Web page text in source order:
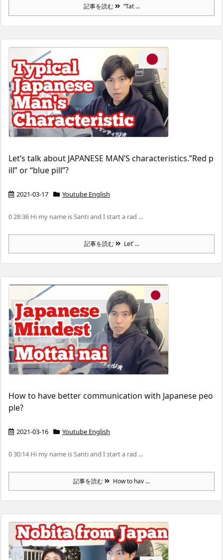
記事を読む “Tat ...
Let’s talk about JAPANESE MAN’S characteristics.”Red p
ill” or “blue pill”?
2021-03-17 Youtube English
0 28:36 Hi my name is Santi and I start a rad ...
記事を読む Let’ ...
How to have better communication with Japanese peo
ple?
2021-03-16 Youtube English
0 30:14 Hi my name is Santi and I start a rad ...
記事を読む How to hav ...